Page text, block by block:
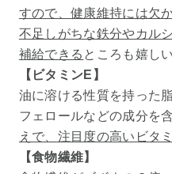
すので、健康維持には欠
不足しがちな鉄分やカル
補給できる ところも嬉し
【ビタミンE】
油に溶ける性質を持った
フェロールなどの成分を
えで、注目度の高いビタ
【食物繊維】